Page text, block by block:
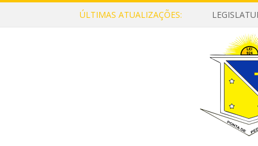
ÚLTIMAS ATUALIZAÇÕES: